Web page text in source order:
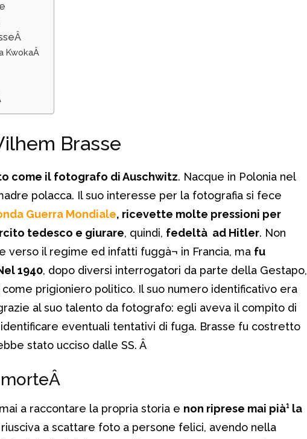
KwokaÂ
Brasse
come il fotografo di Auschwitz. Nacque in Polonia nel
polacca. Il suo interesse per la fotografia si fece
Guerra Mondiale, ricevette molte pressioni per
tedesco e giurare, quindi, fedeltà ad Hitler. Non
verso il regime ed infatti fuggà¬ in Francia, ma fu
1940, dopo diversi interrogatori da parte della Gestapo,
come prigioniero politico. Il suo numero identificativo era
al suo talento da fotografo: egli aveva il compito di
eventuali tentativi di fuga. Brasse fu costretto
stato ucciso dalle SS. Â
Â
a raccontare la propria storia e non riprese mai pià¹ la
riusciva a scattare foto a persone felici, avendo nella